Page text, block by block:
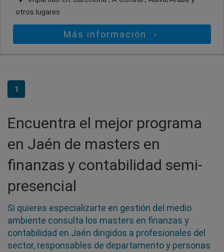
otros lugares
Más información
1
Encuentra el mejor programa
en Jaén de masters en
finanzas y contabilidad semi-
presencial
Si quieres especializarte en gestión del medio
ambiente consulta los masters en finanzas y
contabilidad en Jaén dirigidos a profesionales del
sector, responsables de departamento y personas